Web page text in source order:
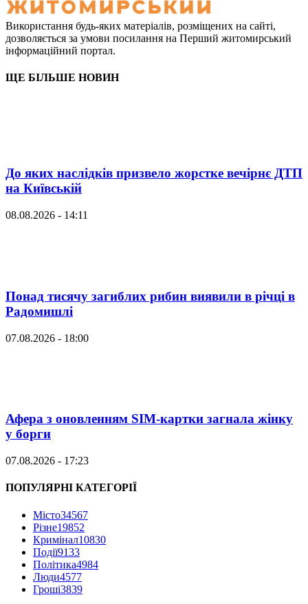
Використання будь-яких матеріалів, розміщених на сайті,
дозволяється за умови посилання на Перший житомирський
інформаційний портал.
ЩЕ БІЛЬШЕ НОВИН
До яких наслідків призвело жорстке вечірнє ДТП
на Київській
08.08.2026 - 14:11
Понад тисячу загиблих рибин виявили в річці в
Радомишлі
07.08.2026 - 18:00
Афера з оновленням SIM-картки загнала жінку
у борги
07.08.2026 - 17:23
ПОПУЛЯРНІ КАТЕГОРІЇ
Місто34567
Різне19852
Кримінал10830
Події9133
Політика4984
Люди4577
Гроші3839